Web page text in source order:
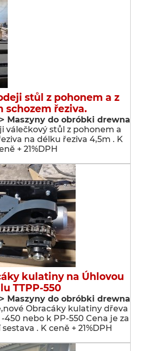
stůl z pohonem a z
schozem řeziva.
Maszyny do obróbki drewna
válečkový stůl z pohonem a
na délku řeziva 4,5m . K
+ 21%DPH
kulatiny na Úhlovou
TTPP-550
Maszyny do obróbki drewna
Obracáky kulatiny dřeva
450 nebo k PP-550 Cena je za
. K ceně + 21%DPH